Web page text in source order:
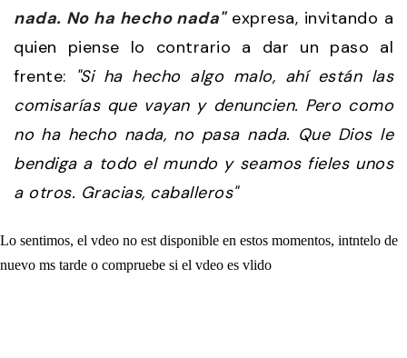
nada. No ha hecho nada"expresa, invitando a
quien piense lo contrario a dar un paso al
frente: "Si ha hecho algo malo, ahí están las
comisarías que vayan y denuncien. Pero como
no ha hecho nada, no pasa nada. Que Dios le
bendiga a todo el mundo y seamos fieles unos
a otros. Gracias, caballeros"